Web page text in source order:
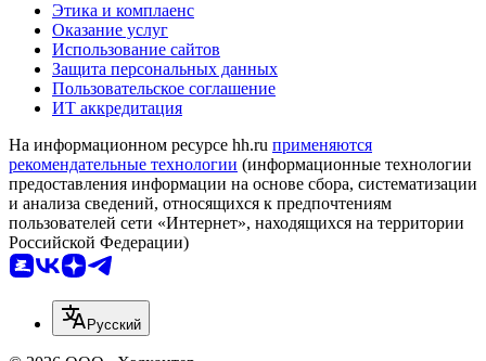
Этика и комплаенс
Оказание услуг
Использование сайтов
Защита персональных данных
Пользовательское соглашение
ИТ аккредитация
На информационном ресурсе hh.ru применяются
рекомендательные технологии (информационные технологии
предоставления информации на основе сбора, систематизации
и анализа сведений, относящихся к предпочтениям
пользователей сети «Интернет», находящихся на территории
Российской Федерации)
Русский